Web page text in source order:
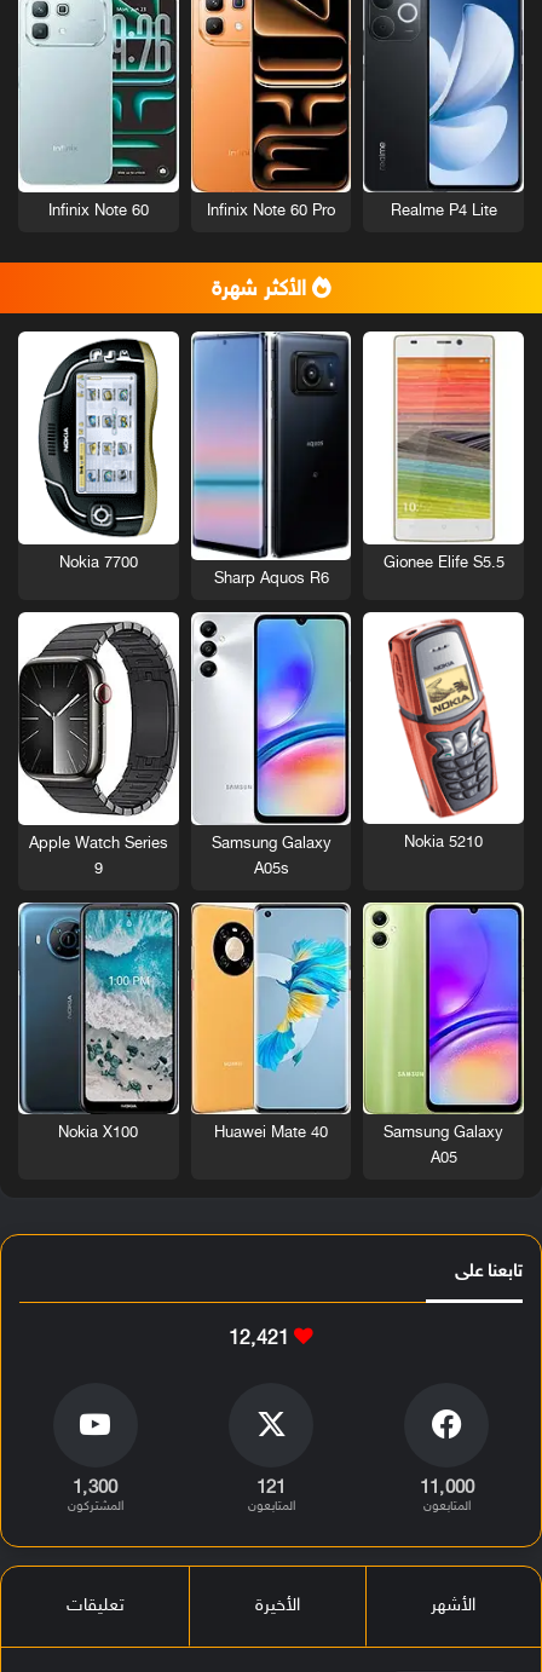
Realme P4 Lite
Infinix Note 60 Pro
Infinix Note 60
الأكثر شهرة
Gionee Elife S5.5
Sharp Aquos R6
Nokia 7700
Nokia 5210
Samsung Galaxy
A05s
Apple Watch Series
9
Samsung Galaxy
A05
Huawei Mate 40
Nokia X100
تابعنا على
12٬421
11٬000
المتابعون
121
المتابعون
1٬300
المشتركون
الأشهر الأخيرة تعليقات